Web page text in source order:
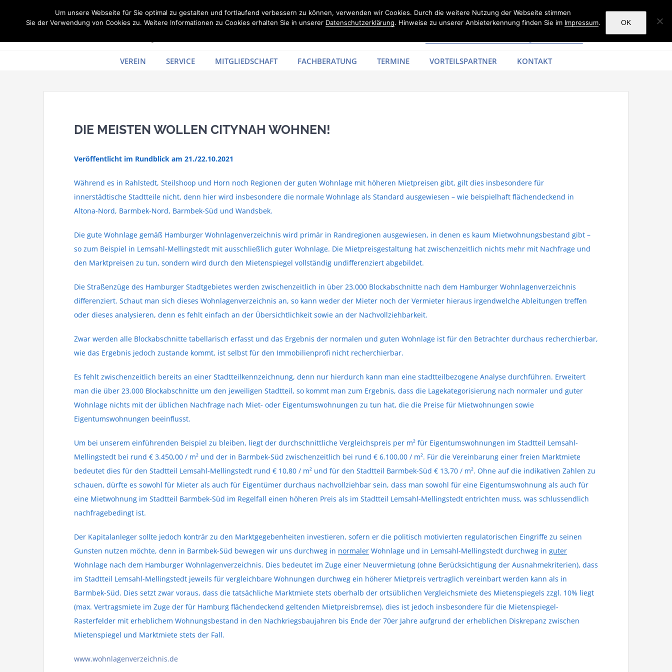
VEREIN SERVICE MITGLIEDSCHAFT FACHBERATUNG TERMINE VORTEILSPARTNER KONTAKT
DIE MEISTEN WOLLEN CITYNAH WOHNEN!
Veröffentlicht im Rundblick am 21./22.10.2021
Während es in Rahlstedt, Steilshoop und Horn noch Regionen der guten Wohnlage mit höheren Mietpreisen gibt, gilt dies insbesondere für
innerstädtische Stadtteile nicht, denn hier wird insbesondere die normale Wohnlage als Standard ausgewiesen – wie beispielhaft flächendeckend in
Altona-Nord, Barmbek-Nord, Barmbek-Süd und Wandsbek.
Die gute Wohnlage gemäß Hamburger Wohnlagenverzeichnis wird primär in Randregionen ausgewiesen, in denen es kaum Mietwohnungsbestand gibt –
so zum Beispiel in Lemsahl-Mellingstedt mit ausschließlich guter Wohnlage. Die Mietpreisgestaltung hat zwischenzeitlich nichts mehr mit Nachfrage und
den Marktpreisen zu tun, sondern wird durch den Mietenspiegel vollständig undifferenziert abgebildet.
Die Straßenzüge des Hamburger Stadtgebietes werden zwischenzeitlich in über 23.000 Blockabschnitte nach dem Hamburger Wohnlagenverzeichnis
differenziert. Schaut man sich dieses Wohnlagenverzeichnis an, so kann weder der Mieter noch der Vermieter hieraus irgendwelche Ableitungen treffen
oder dieses analysieren, denn es fehlt einfach an der Übersichtlichkeit sowie an der Nachvollziehbarkeit.
Zwar werden alle Blockabschnitte tabellarisch erfasst und das Ergebnis der normalen und guten Wohnlage ist für den Betrachter durchaus recherchierbar,
wie das Ergebnis jedoch zustande kommt, ist selbst für den Immobilienprofi nicht recherchierbar.
Es fehlt zwischenzeitlich bereits an einer Stadtteilkennzeichnung, denn nur hierdurch kann man eine stadtteilbezogene Analyse durchführen. Erweitert
man die über 23.000 Blockabschnitte um den jeweiligen Stadtteil, so kommt man zum Ergebnis, dass die Lagekategorisierung nach normaler und guter
Wohnlage nichts mit der üblichen Nachfrage nach Miet- oder Eigentumswohnungen zu tun hat, die die Preise für Mietwohnungen sowie
Eigentumswohnungen beeinflusst.
Um bei unserem einführenden Beispiel zu bleiben, liegt der durchschnittliche Vergleichspreis per m² für Eigentumswohnungen im Stadtteil Lemsahl-
Mellingstedt bei rund € 3.450,00 / m² und der in Barmbek-Süd zwischenzeitlich bei rund € 6.100,00 / m². Für die Vereinbarung einer freien Marktmiete
bedeutet dies für den Stadtteil Lemsahl-Mellingstedt rund € 10,80 / m² und für den Stadtteil Barmbek-Süd € 13,70 / m². Ohne auf die indikativen Zahlen zu
schauen, dürfte es sowohl für Mieter als auch für Eigentümer durchaus nachvollziehbar sein, dass man sowohl für eine Eigentumswohnung als auch für
eine Mietwohnung im Stadtteil Barmbek-Süd im Regelfall einen höheren Preis als im Stadtteil Lemsahl-Mellingstedt entrichten muss, was schlussendlich
nachfragebedingt ist.
Der Kapitalanleger sollte jedoch konträr zu den Marktgegebenheiten investieren, sofern er die politisch motivierten regulatorischen Eingriffe zu seinen
Gunsten nutzen möchte, denn in Barmbek-Süd bewegen wir uns durchweg in normaler Wohnlage und in Lemsahl-Mellingstedt durchweg in guter
Wohnlage nach dem Hamburger Wohnlagenverzeichnis. Dies bedeutet im Zuge einer Neuvermietung (ohne Berücksichtigung der Ausnahmekriterien), dass
im Stadtteil Lemsahl-Mellingstedt jeweils für vergleichbare Wohnungen durchweg ein höherer Mietpreis vertraglich vereinbart werden kann als in
Barmbek-Süd. Dies setzt zwar voraus, dass die tatsächliche Marktmiete stets oberhalb der ortsüblichen Vergleichsmiete des Mietenspiegels zzgl. 10% liegt
(max. Vertragsmiete im Zuge der für Hamburg flächendeckend geltenden Mietpreisbremse), dies ist jedoch insbesondere für die Mietenspiegel-
Rasterfelder mit erheblichem Wohnungsbestand in den Nachkriegsbaujahren bis Ende der 70er Jahre aufgrund der erheblichen Diskrepanz zwischen
Mietenspiegel und Marktmiete stets der Fall.
www.wohnlagenverzeichnis.de
Um unsere Webseite für Sie optimal zu gestalten und fortlaufend verbessern zu können, verwenden wir Cookies. Durch die weitere Nutzung der Webseite stimmen
Sie der Verwendung von Cookies zu. Weitere Informationen zu Cookies erhalten Sie in unserer Datenschutzerklärung. Hinweise zu unserer Anbieterkennung finden Sie im Impressum. OK